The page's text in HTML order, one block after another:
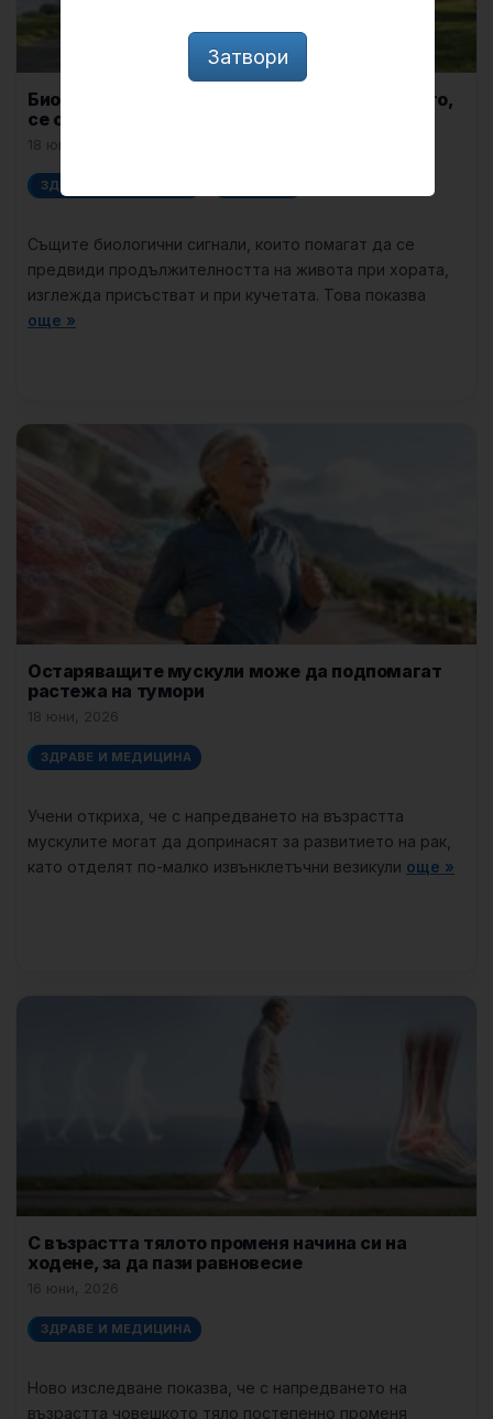
Биологични сигнали, свързани с дълголетието,
се откриват и при кучетата
18 юни, 2026
ЗДРАВЕ И МЕДИЦИНА
Същите биологични сигнали, които помагат да се
предвиди продължителността на живота при хората,
изглежда присъстват и при кучетата. Това показва
още »
Остаряващите мускули може да подпомагат
растежа на тумори
18 юни, 2026
ЗДРАВЕ И МЕДИЦИНА
Учени откриха, че с напредването на възрастта
мускулите могат да допринасят за развитието на рак,
като отделят по-малко извънклетъчни везикули още »
С възрастта тялото променя начина си на
ходене, за да пази равновесие
16 юни, 2026
ЗДРАВЕ И МЕДИЦИНА
Ново изследване показва, че с напредването на
възрастта човешкото тяло постепенно променя
Затвори